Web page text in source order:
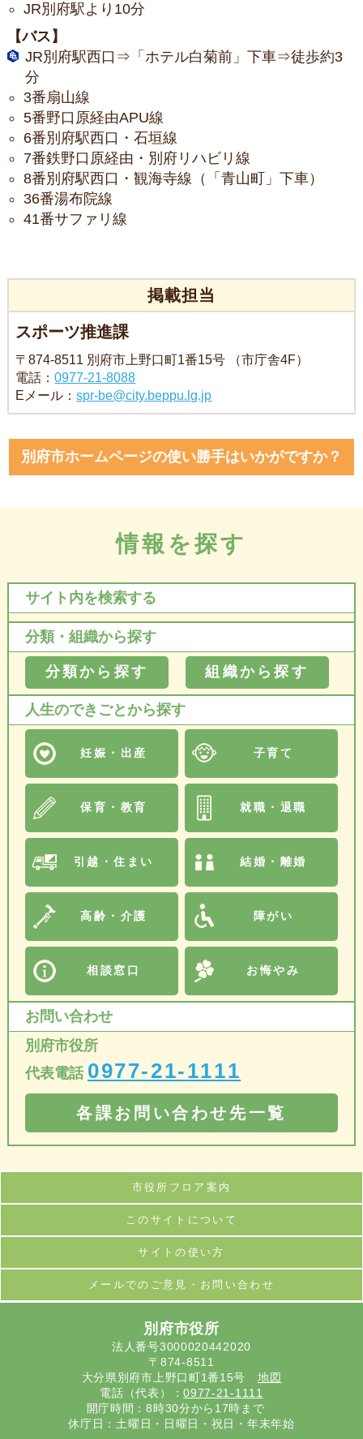
JR別府駅より10分
【バス】
JR別府駅西口⇒「ホテル白菊前」下車⇒徒歩約3
分
3番扇山線
5番野口原経由APU線
6番別府駅西口・石垣線
7番鉄野口原経由・別府リハビリ線
8番別府駅西口・観海寺線（「青山町」下車）
36番湯布院線
41番サファリ線
掲載担当
スポーツ推進課
〒874-8511 別府市上野口町1番15号 （市庁舎4F）
電話：0977-21-8088
Eメール：spr-be@city.beppu.lg.jp
別府市ホームページの使い勝手はいかがですか？
情報を探す
サイト内を検索する
分類・組織から探す
分類から探す 組織から探す
人生のできごとから探す
妊娠・出産 子育て
保育・教育 就職・退職
引越・住まい 結婚・離婚
高齢・介護 障がい
相談窓口 お悔やみ
お問い合わせ
別府市役所
代表電話 0977-21-1111
各課お問い合わせ先一覧
市役所フロア案内
このサイトについて
サイトの使い方
メールでのご意見・お問い合わせ
別府市役所
法人番号3000020442020
〒874-8511
大分県別府市上野口町1番15号 地図
電話（代表）：0977-21-1111
開庁時間：8時30分から17時まで
休庁日：土曜日・日曜日・祝日・年末年始